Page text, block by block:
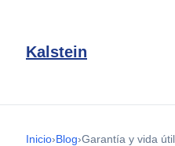
Kalstein
Inicio›Blog›Garantía y vida